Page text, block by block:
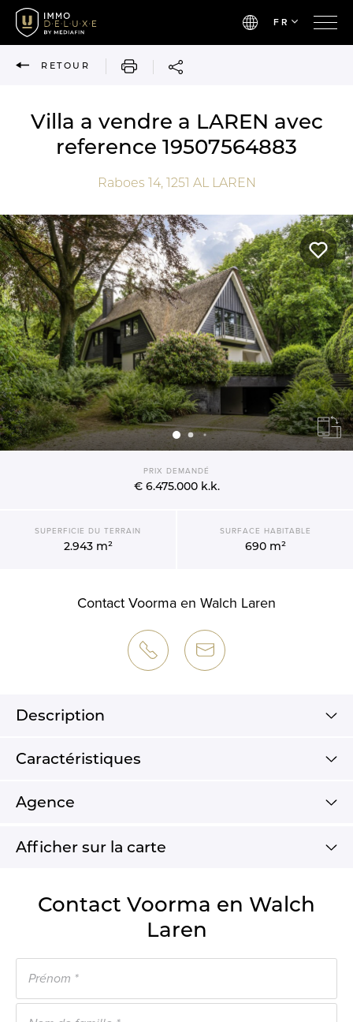
FR
RETOUR IMPRIMER
Villa a vendre a LAREN avec
reference 19507564883
Raboes 14, 1251 ALLAREN
PRIX DEMANDÉ
€ 6.475.000k.k.
SUPERFICIE DU TERRAIN
2.943 m²
SURFACE HABITABLE
690 m²
Contact Voorma en Walch Laren
Description
Caractéristiques
Agence
Afficher sur la carte
Contact Voorma en Walch
Laren